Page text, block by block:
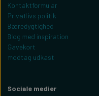
Kontaktformular
Privatlivs politik
Bæredygtighed
Blog med inspiration
Gavekort
modtag udkast
Sociale medier